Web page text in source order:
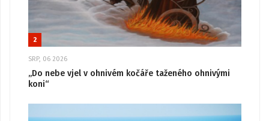
2
SRP, 06 2026
„Do nebe vjel v ohnivém kočáře taženého ohnivými
koni“